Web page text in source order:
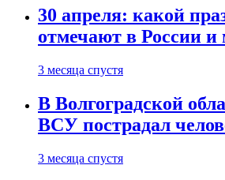
30 апреля: какой
отмечают в России и
3 месяца спустя
В Волгоградской
ВСУ пострадал
3 месяца спустя